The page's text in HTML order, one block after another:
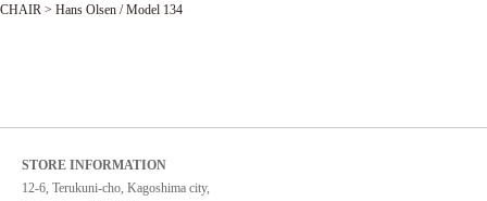
CHAIR > Hans Olsen / Model 134
STORE INFORMATION
12-6, Terukuni-cho, Kagoshima city,